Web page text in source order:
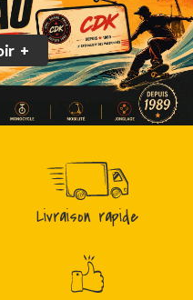
+
Livraison rapide